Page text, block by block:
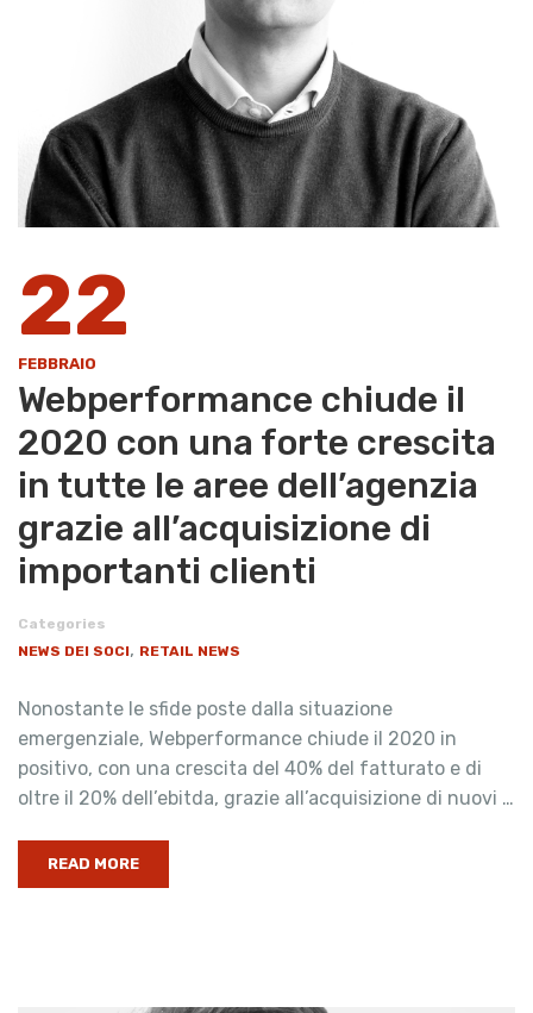
22
FEBBRAIO
Webperformance chiude il
2020 con una forte crescita
in tutte le aree dell’agenzia
grazie all’acquisizione di
importanti clienti
Categories
NEWS DEI SOCI, RETAIL NEWS
Nonostante le sfide poste dalla situazione
emergenziale, Webperformance chiude il 2020 in
positivo, con una crescita del 40% del fatturato e di
oltre il 20% dell’ebitda, grazie all’acquisizione di nuovi …
READ MORE